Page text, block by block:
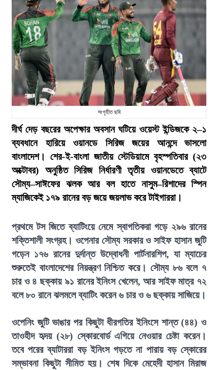
সংগৃহীত ছবি
দীর্ঘ দেড় বছরের অপেক্ষার অবসান ঘটিয়ে ওয়েস্ট ইন্ডিজকে ২–১
ব্যবধানে হারিয়ে ওয়ানডে সিরিজ জয়ের আনন্দে ভাসলো
বাংলাদেশ। শের-ই-বাংলা জাতীয় স্টেডিয়ামে বৃহস্পতিবার (২৩
অক্টোবর) অনুষ্ঠিত সিরিজ নির্ধারণী তৃতীয় ওয়ানডেতে ব্যাটে
সৌম্য–সাঈফের ঝলক আর বল হাতে নাসুম–রিশাদের স্পিন
ম্যাজিকেই ১৭৯ রানের বড় জয়ে জয়লাভ করে টাইগাররা।
প্রথমে টস জিতে ব্যাটিংয়ে নেমে স্বাগতিকরা গড়ে ২৯৬ রানের
শক্তিশালী সংগ্রহ। ওপেনার সৌম্য সরকার ও সাইফ হাসান জুটি
গড়েন ১৭৬ রানের দুর্দান্ত উদ্বোধনী পার্টনারশিপ, যা ম্যাচের
শুরুতেই বাংলাদেশের নিয়ন্ত্রণ নিশ্চিত করে। সৌম্য ৮৬ বলে ৭
চার ও ৪ ছক্কায় ৯১ রানের ইনিংস খেলেন, আর সাইফ মাত্র ৭২
বলে ৮০ রানে ঝলমলে ব্যাটিং করেন ৬ চার ও ৬ ছক্কায় সাজিয়ে।
ওপেনিং জুটি ভাঙার পর কিছুটা ধীরগতির ইনিংসে শান্ত (৪৪) ও
তাওহীদ হৃদয় (২৮) স্কোরবোর্ড এগিয়ে নেওয়ার চেষ্টা করেন।
তবে পরের ব্যাটাররা বড় ইনিংস গড়তে না পারায় বড় স্কোরের
সম্ভাবনা কিছুটা সীমিত হয়। শেষ দিকে মেহেদী হাসান মিরাজ